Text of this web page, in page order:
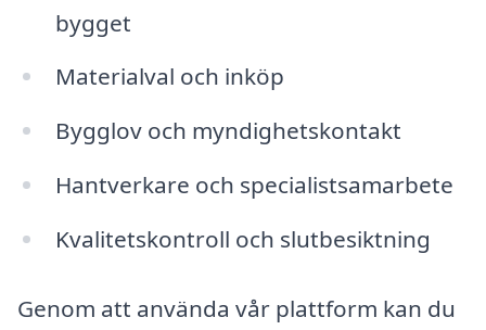
bygget
Materialval och inköp
Bygglov och myndighetskontakt
Hantverkare och specialistsamarbete
Kvalitetskontroll och slutbesiktning
Genom att använda vår plattform kan du